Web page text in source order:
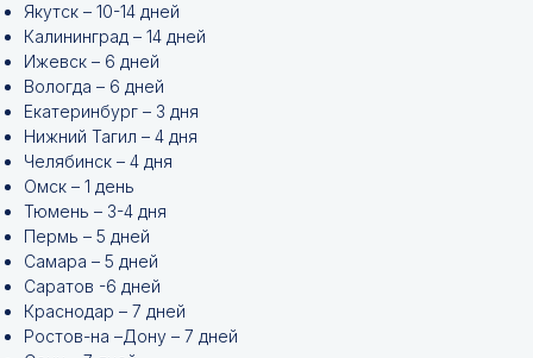
Якутск – 10-14 дней
Калининград – 14 дней
Ижевск – 6 дней
Вологда – 6 дней
Екатеринбург – 3 дня
Нижний Тагил – 4 дня
Челябинск – 4 дня
Омск – 1 день
Тюмень – 3-4 дня
Пермь – 5 дней
Самара – 5 дней
Саратов -6 дней
Краснодар – 7 дней
Ростов-на –Дону – 7 дней